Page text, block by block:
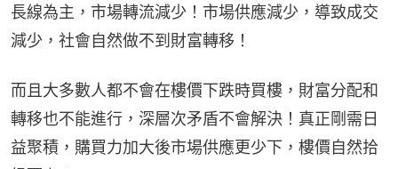
長線為主，市場轉流減少！市場供應減少，導致成交
減少，社會自然做不到財富轉移！
而且大多數人都不會在樓價下跌時買樓，財富分配和
轉移也不能進行，深層次矛盾不會解決！真正剛需日
益聚積，購買力加大後市場供應更少下，樓價自然拾